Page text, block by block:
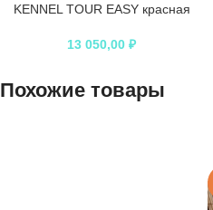
KENNEL TOUR EASY красная
13 050,00 ₽
Похожие товары